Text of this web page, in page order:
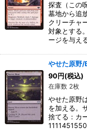
探査（この
墓地から追
クリーチャ
対象とする
ージを与え
やせた原野/
90円(税込)
在庫数 2枚
やせた原野
を加える。
捨てる：カ